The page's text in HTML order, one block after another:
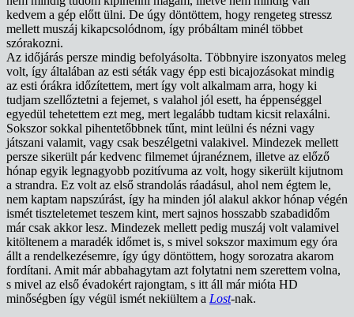
kedvem a gép előtt ülni. De úgy döntöttem, hogy rengeteg stressz
mellett muszáj kikapcsolódnom, így próbáltam minél többet
szórakozni.
Az időjárás persze mindig befolyásolta. Többnyire iszonyatos meleg
volt, így általában az esti séták vagy épp esti bicajozásokat mindig
az esti órákra időzítettem, mert így volt alkalmam arra, hogy ki
tudjam szellőztetni a fejemet, s valahol jól esett, ha éppenséggel
egyedül tehetettem ezt meg, mert legalább tudtam kicsit relaxálni.
Sokszor sokkal pihentetőbbnek tűnt, mint leülni és nézni vagy
játszani valamit, vagy csak beszélgetni valakivel. Mindezek mellett
persze sikerült pár kedvenc filmemet újranéznem, illetve az előző
hónap egyik legnagyobb pozitívuma az volt, hogy sikerült kijutnom
a strandra. Ez volt az első strandolás ráadásul, ahol nem égtem le,
nem kaptam napszúrást, így ha minden jól alakul akkor hónap végén
ismét tiszteletemet teszem kint, mert sajnos hosszabb szabadidőm
már csak akkor lesz. Mindezek mellett pedig muszáj volt valamivel
kitöltenem a maradék időmet is, s mivel sokszor maximum egy óra
állt a rendelkezésemre, így úgy döntöttem, hogy sorozatra akarom
fordítani. Amit már abbahagytam azt folytatni nem szerettem volna,
s mivel az első évadokért rajongtam, s itt áll már mióta HD
minőségben így végül ismét nekiültem a Lost-nak.